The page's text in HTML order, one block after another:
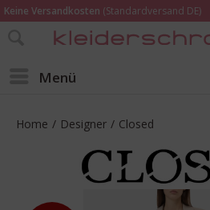
Keine Versandkosten (Standardversand DE)
Online bestellen – im Geschäft in Kempen
Menü
Home / Designer / Closed